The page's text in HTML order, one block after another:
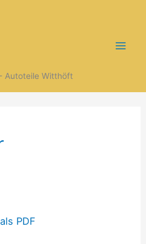
Autoteile Witthöft